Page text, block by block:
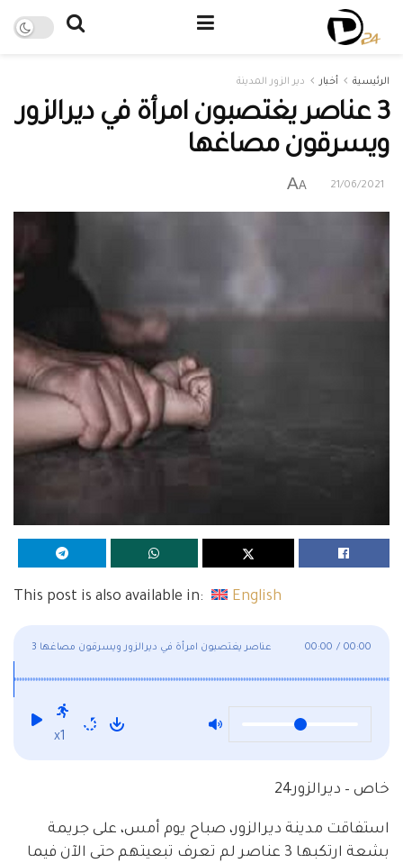
الرئيسية أخبار دير الزور المدينة
3 عناصر يغتصبون امرأة في ديرالزور
ويسرقون مصاغها
21/06/2021
A
A
This post is also available in: English
3 عناصر يغتصبون امرأة في ديرالزور ويسرقون مصاغها 00:00 / 00:00
x1
خاص – ديرالزور24
استفاقت مدينة ديرالزور، صباح يوم أمس، على جريمة
بشعة ارتكبها 3 عناصر لم تعرف تبعيتهم حتى الآن فيما